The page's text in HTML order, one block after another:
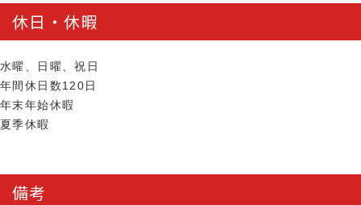
休日・休暇
水曜、日曜、祝日
年間休日数120日
年末年始休暇
夏季休暇
備考